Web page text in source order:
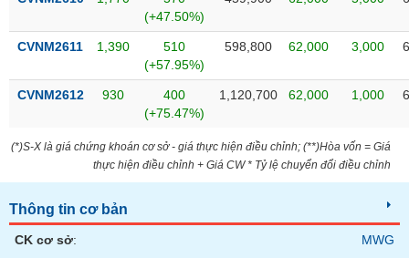
(+47.50%)
CVNM2611 1,390
510
(+57.95%)
598,800 62,000 3,000
CVNM2612 930
400
(+75.47%)
1,120,700 62,000 1,000
(*)S-X là giá chứng khoán cơ sở - giá thực hiện điều chỉnh; (**)Hòa vốn = Giá
thực hiện điều chỉnh + Giá CW * Tỷ lệ chuyển đổi điều chỉnh
Thông tin cơ bản
CK cơ sở:
MWG
Đào
Sách